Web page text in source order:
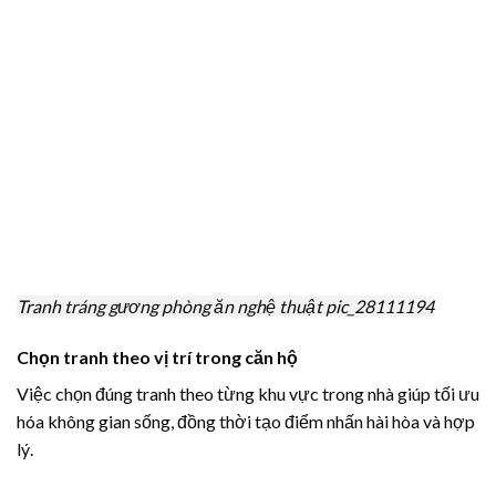
Tranh tráng gương phòng ăn nghệ thuật pic_28111194
Chọn tranh theo vị trí trong căn hộ
Việc chọn đúng tranh theo từng khu vực trong nhà giúp tối ưu
hóa không gian sống, đồng thời tạo điểm nhấn hài hòa và hợp
lý.